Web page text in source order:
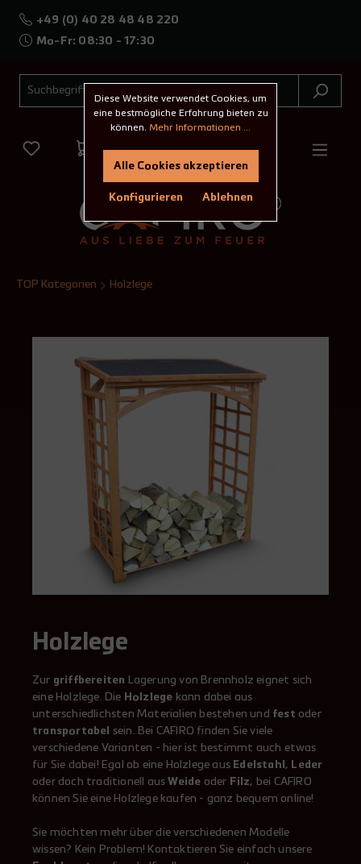
+49 (0) 40 28 48 48 220
Mo-Fr: 08:30 - 17:30
TOP Kategorien Holzlege
Holzlege
Zur griffbereiten Lagerung von Brennholz eignet sich
eine Holzlege. Die Holzlege kann dabei aus
unterschiedlichsten Materialien bestehen und fest oder
transportabel
sein. Bei CAFIRO finden Sie viele
verschiedene Varianten - hier ist bestimmt auch etwas
für Sie dabei! Egal ob eine Holzlege aus Edelstahl , Leder
oder doch traditionell ausWeide oder Filz, bei CAFIRO
können Sie eine Holzlege kaufen - ganz bequem online!
Sie möchten mehr über die verschiedenen Modelle
wissen? Kein Problem! Kontaktieren Sie einfach unsere
Diese Website verwendet Cookies, um
eine bestmögliche Erfahrung bieten zu
können. Mehr Informationen ...
Ablehnen
Konfigurieren
Alle Cookies akzeptieren